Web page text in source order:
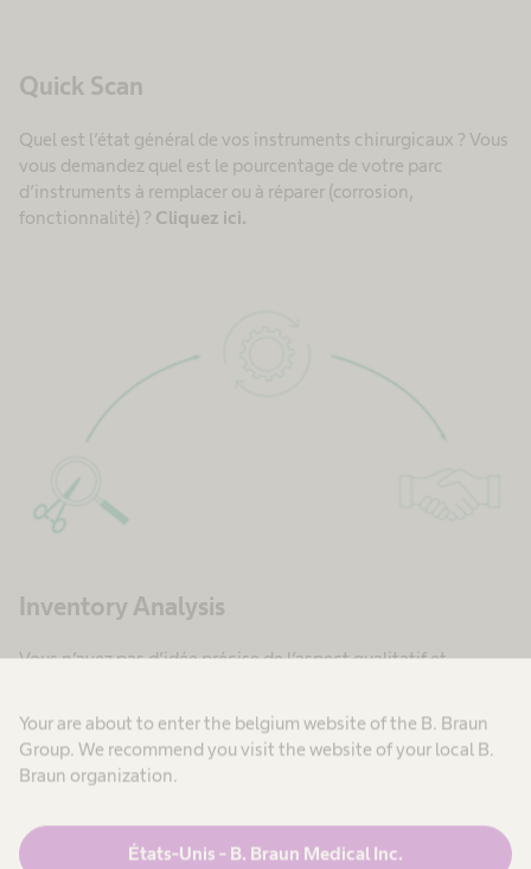
Your are about to enter the belgium website of the B. Braun
Group. We recommend you visit the website of your local B.
Braun organization.
États-Unis - B. Braun Medical Inc.
Quick Scan
Quel est l’état général de vos instruments chirurgicaux ? Vous
vous demandez quel est le pourcentage de votre parc
d’instruments à remplacer ou à réparer (corrosion,
fonctionnalité) ? Cliquez ici.
Inventory Analysis
Vous n’avez pas d’idée précise de l’aspect qualitatif et